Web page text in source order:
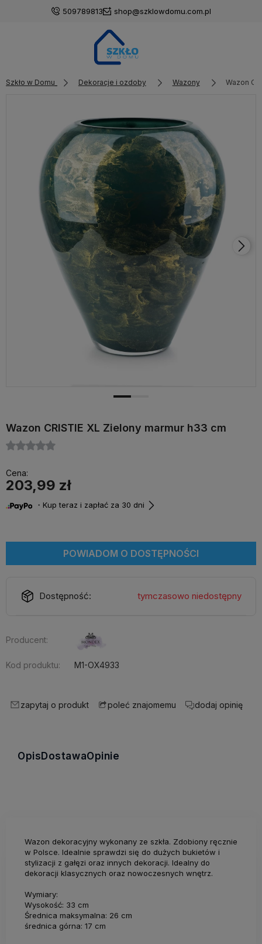
509789813 shop@szklowdomu.com.pl
Szkło w Domu Dekoracje i ozdoby Wazony Wazon
Wazon CRISTIE XL Zielony marmur h33 cm
Cena:
203,99 zł
・Kup teraz i zapłać za 30 dni
POWIADOM O DOSTĘPNOŚCI
Dostępność: tymczasowo niedostępny
Producent:
Kod produktu: M1-OX4933
zapytaj o produkt poleć znajomemu dodaj opinię
OpisDostawaOpinie
Wazon dekoracyjny wykonany ze szkła. Zdobiony ręcznie
w Polsce. Idealnie sprawdzi się do dużych bukietów i
stylizacji z gałęzi oraz innych dekoracji. Idealny do
dekoracji klasycznych oraz nowoczesnych wnętrz.
Wymiary:
Wysokość: 33 cm
Średnica maksymalna: 26 cm
średnica górna: 17 cm